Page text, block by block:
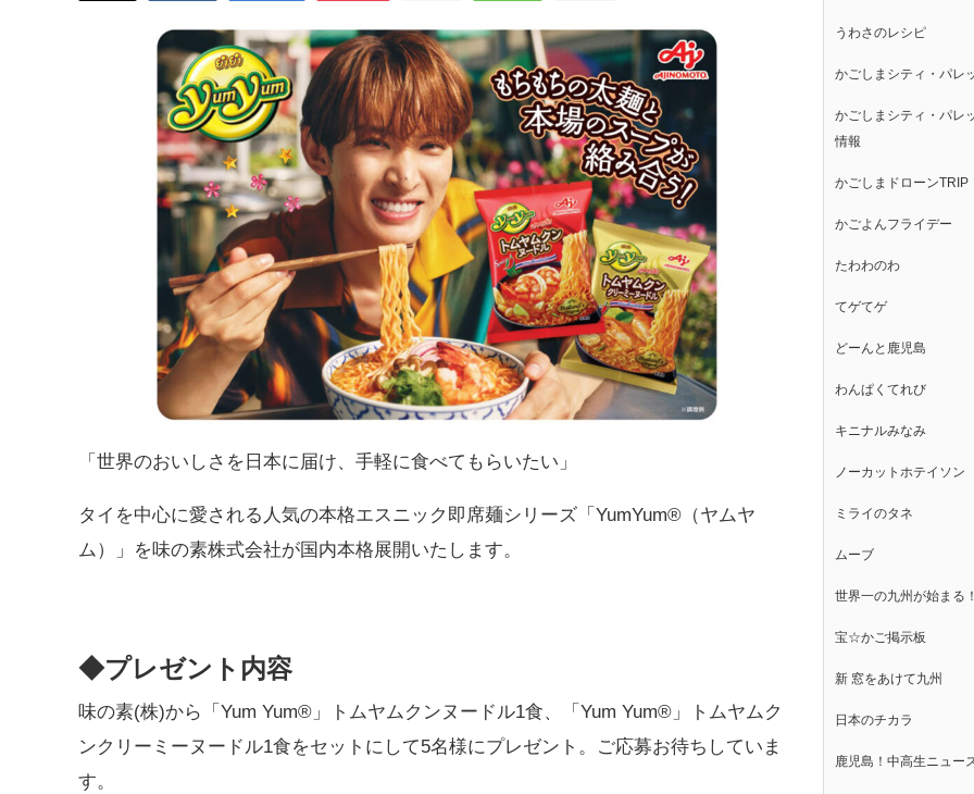
「世界のおいしさを日本に届け、手軽に食べてもらいたい」
タイを中心に愛される人気の本格エスニック即席麺シリーズ「YumYum®（ヤムヤ
ム）」を味の素株式会社が国内本格展開いたします。
◆プレゼント内容
味の素(株)から「Yum Yum®」トムヤムクンヌードル1食、「Yum Yum®」トムヤムク
ンクリーミーヌードル1食をセットにして5名様にプレゼント。ご応募お待ちしていま
す。
うわさのレシピ
かごしまシティ・パレ
かごしまシティ・パレ
情報
かごしまドローンTRIP
かごよんフライデー
たわわのわ
てゲてゲ
どーんと鹿児島
わんぱくてれび
キニナルみなみ
ノーカットホテイソン
ミライのタネ
ムーブ
世界一の九州が始まる！
宝☆かご掲示板
新 窓をあけて九州
日本のチカラ
鹿児島！中高生ニュー